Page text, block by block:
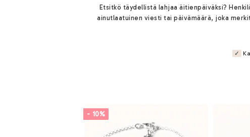
Etsitkö täydellistä lahjaa äitienpäiväksi?
ainutlaatuinen viesti tai päivämäärä, joka
✓
- 10%